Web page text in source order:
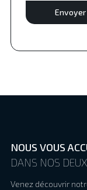
Envoyer
NOUS VOUS
DANS NOS
Venez découvrir